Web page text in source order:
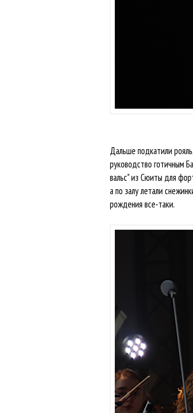
Дальше подкатили
руководство готичным
вальс" из Сюиты для
а по залу летали
рождения все-таки.